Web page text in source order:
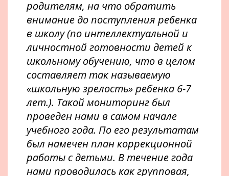
родителям, на что обратить
внимание до поступления ребенка
в школу (по интеллектуальной и
личностной готовности детей к
школьному обучению, что в целом
составляет так называемую
«школьную зрелость» ребенка 6-7
лет.). Такой мониторинг был
проведен нами в самом начале
учебного года. По его результатам
был намечен план коррекционной
работы с детьми. В течение года
нами проводилась как групповая,